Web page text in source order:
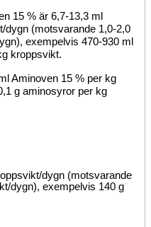
15 % är 6,7-13,3 ml
dygn (motsvarande 1,0-2,0
exempelvis 470-930 ml
kroppsvikt.
Aminoven 15 % per kg
g aminosyror per kg
dygn (motsvarande
dygn), exempelvis 140 g